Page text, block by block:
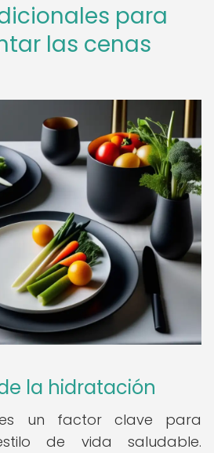
para
las cenas
la hidratación
un factor clave para
de vida saludable.